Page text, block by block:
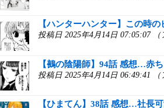
【ハンターハンター】この時
投稿日 2025年4月14日 07:05:07 （
【鵺の陰陽師】94話 感想…赤
投稿日 2025年4月14日 06:49:41 （
【ひまてん】38話 感想…社長